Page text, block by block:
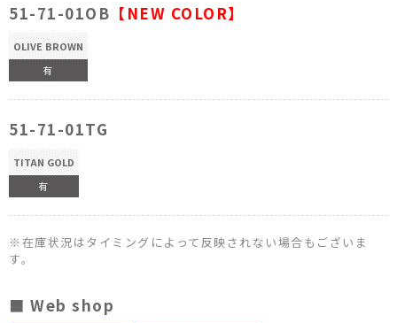
51-71-01OB 【NEW COLOR】
OLIVE BROWN
有
51-71-01TG
TITAN GOLD
有
※在庫状況はタイミングによって反映されない場合もございま
す。
■ Web shop